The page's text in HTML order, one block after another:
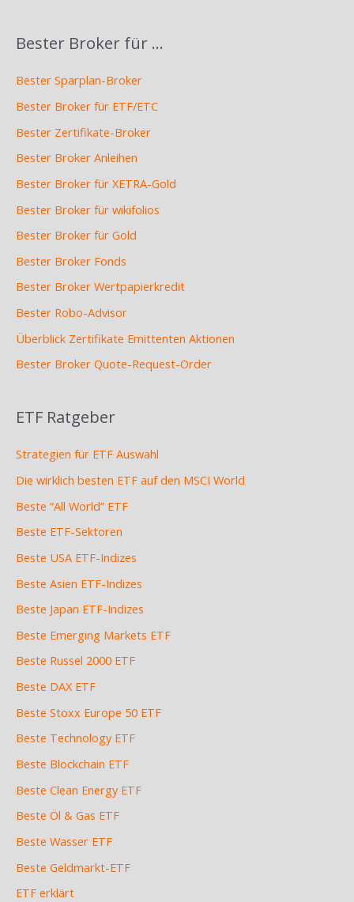
Bester Broker für …
Bester Sparplan-Broker
Bester Broker für ETF/ETC
Bester Zertifikate-Broker
Bester Broker Anleihen
Bester Broker für XETRA-Gold
Bester Broker für wikifolios
Bester Broker für Gold
Bester Broker Fonds
Bester Broker Wertpapierkredit
Bester Robo-Advisor
Überblick Zertifikate Emittenten Aktionen
Bester Broker Quote-Request-Order
ETF Ratgeber
Strategien für ETF Auswahl
Die wirklich besten ETF auf den MSCI World
Beste “All World” ETF
Beste ETF-Sektoren
Beste USA ETF-Indizes
Beste Asien ETF-Indizes
Beste Japan ETF-Indizes
Beste Emerging Markets ETF
Beste Russel 2000 ETF
Beste DAX ETF
Beste Stoxx Europe 50 ETF
Beste Technology ETF
Beste Blockchain ETF
Beste Clean Energy ETF
Beste Öl & Gas ETF
Beste Wasser ETF
Beste Geldmarkt-ETF
ETF erklärt